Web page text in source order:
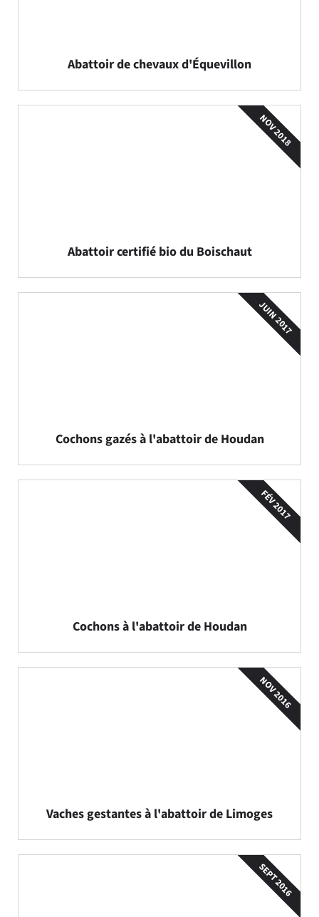
Abattoir de chevaux d'Équevillon
Abattoir certifié bio du Boischaut
NOV 2018
Cochons gazés à l'abattoir de Houdan
JUIN 2017
Cochons à l'abattoir de Houdan
FÉV 2017
Vaches gestantes à l'abattoir de Limoges
NOV 2016
SEPT 2016